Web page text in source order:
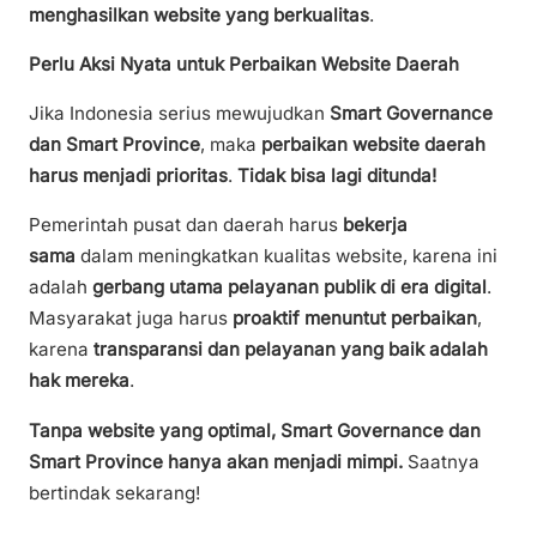
menghasilkan website yang berkualitas.
Perlu Aksi Nyata untuk Perbaikan Website Daerah
Jika Indonesia serius mewujudkan Smart Governance
dan Smart Province, maka perbaikan website daerah
harus menjadi prioritas. Tidak bisa lagi ditunda!
Pemerintah pusat dan daerah harus bekerja
sama dalam meningkatkan kualitas website, karena ini
adalah gerbang utama pelayanan publik di era digital.
Masyarakat juga harus proaktif menuntut perbaikan,
karena transparansi dan pelayanan yang baik adalah
hak mereka.
Tanpa website yang optimal, Smart Governance dan
Smart Province hanya akan menjadi mimpi. Saatnya
bertindak sekarang!